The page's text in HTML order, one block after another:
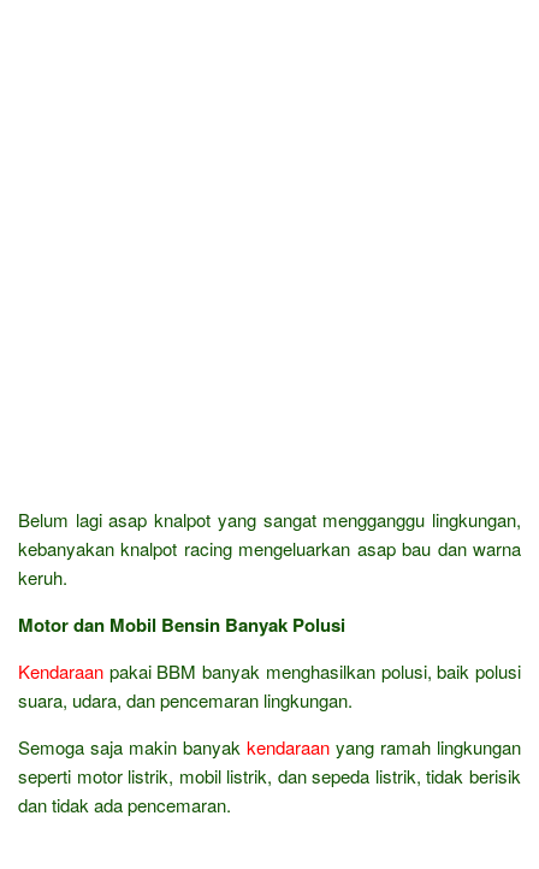
Belum lagi asap knalpot yang sangat mengganggu lingkungan,
kebanyakan knalpot racing mengeluarkan asap bau dan warna
keruh.
Motor dan Mobil Bensin Banyak Polusi
Kendaraan pakai BBM banyak menghasilkan polusi, baik polusi
suara, udara, dan pencemaran lingkungan.
Semoga saja makin banyak kendaraan yang ramah lingkungan
seperti motor listrik, mobil listrik, dan sepeda listrik, tidak berisik
dan tidak ada pencemaran.